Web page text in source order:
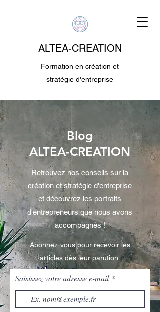
ALTEA-CREATION
Formation en création et
stratégie d'entreprise
Blog
ALTEA-CREATION
Retrouvez nos conseils sur la
création et stratégie d'entreprise
et découvrez les portraits
d'entrepreneurs que nous avons
accompagnés !
Abonnez-vous pour recevoir les
articles dès leur parution.
Saisissez votre adresse e-mail